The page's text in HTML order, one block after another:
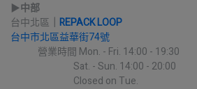
▶︎中部
台中北區
REPACK LOOP
台中市北區益華街74號
營業時間 Mon. - Fri. 14:00 - 19:30
Sat. - Sun. 14:00 - 20:00
Closed on Tue.